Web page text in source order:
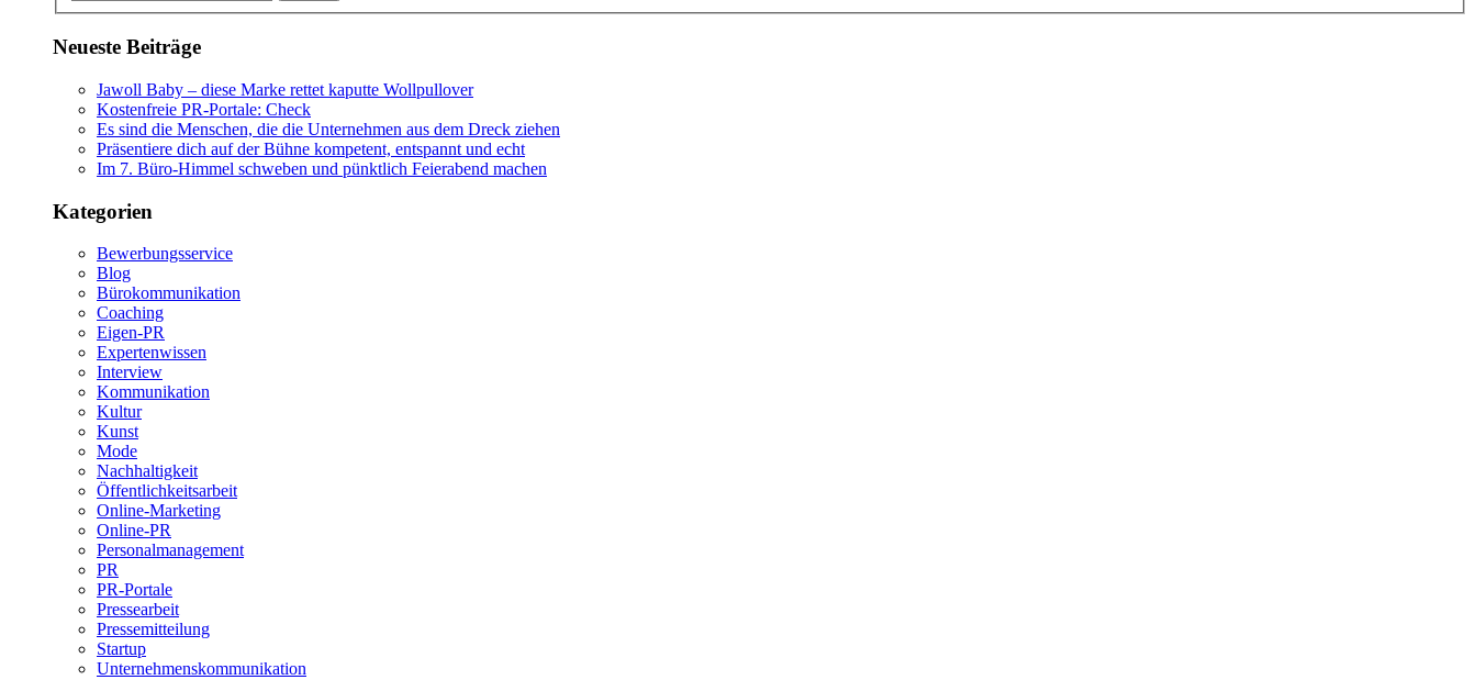
Neueste Beiträge
Jawoll Baby – diese Marke rettet kaputte Wollpullover
Kostenfreie PR-Portale: Check
Es sind die Menschen, die die Unternehmen aus dem Dreck ziehen
Präsentiere dich auf der Bühne kompetent, entspannt und echt
Im 7. Büro-Himmel schweben und pünktlich Feierabend machen
Kategorien
Bewerbungsservice
Blog
Bürokommunikation
Coaching
Eigen-PR
Expertenwissen
Interview
Kommunikation
Kultur
Kunst
Mode
Nachhaltigkeit
Öffentlichkeitsarbeit
Online-Marketing
Online-PR
Personalmanagement
PR
PR-Portale
Pressearbeit
Pressemitteilung
Startup
Unternehmenskommunikation